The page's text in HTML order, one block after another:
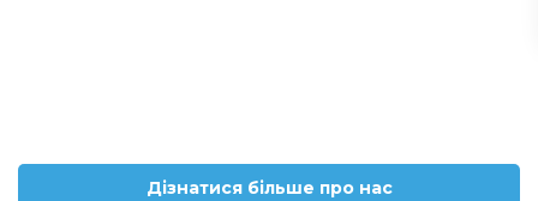
Дізнатися більше про нас